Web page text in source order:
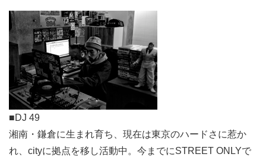
■DJ 49
湘南・鎌倉に生まれ育ち、現在は東京のハードさに惹か
れ、cityに拠点を移し活動中。今までにSTREET ONLYで